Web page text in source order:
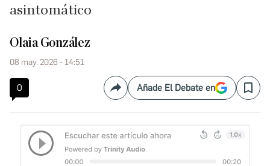
asintomático
Olaia González
08 may. 2026 - 14:51
0 CompartirAñade El Debate en Save